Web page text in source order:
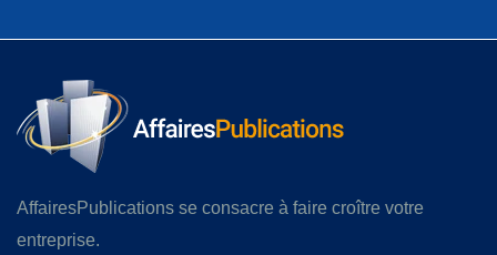
AffairesPublications se consacre à faire croître votre
entreprise.